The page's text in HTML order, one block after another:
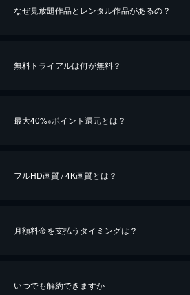
なぜ見放題作品とレンタル作品があるの？
無料トライアルは何が無料？
最大40%※ポイント還元とは？
※40％ポイント還元の対象は、クレジットカード決済に
iOSアプリのUコイン決済による作品の購入 / レンタ
フルHD画質 / 4K画質とは？
月額料金を支払うタイミングは？
いつでも解約できますか